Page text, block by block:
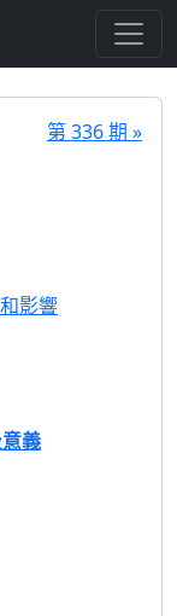
第 336 期 »
影響
義